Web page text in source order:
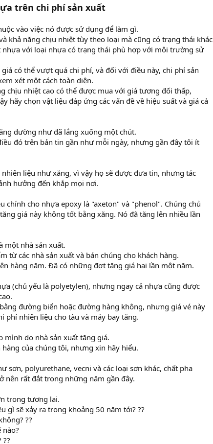
trên chi phí sản xuất
vào việc nó được sử dụng để làm gì.
khả năng chịu nhiệt tùy theo loại mà cũng có trạng thái khác
với loại nhựa có trạng thái phù hợp với môi trường sử
có thể vượt quá chi phí, và đối với điều này, chi phí sản
xét một cách toàn diện.
chịu nhiệt cao có thể được mua với giá tương đối thấp,
hãy chọn vật liệu đáp ứng các vấn đề về hiệu suất và giá cả
dường như đã lắng xuống một chút.
đó trên bản tin gần như mỗi ngày, nhưng gần đây tôi ít
liệu như xăng, vì vậy họ sẽ được đưa tin, nhưng tác
hưởng đến khắp mọi nơi.
chính cho nhựa epoxy là "axeton" và "phenol". Chúng chủ
giá này không tốt bằng xăng. Nó đã tăng lên nhiều lần
một nhà sản xuất.
từ các nhà sản xuất và bán chúng cho khách hàng.
hàng năm. Đã có những đợt tăng giá hai lần một năm.
(chủ yếu là polyetylen), nhưng ngay cả nhựa cũng được
đường biển hoặc đường hàng không, nhưng giá vé này
phí nhiên liệu cho tàu và máy bay tăng.
mình do nhà sản xuất tăng giá.
của chúng tôi, nhưng xin hãy hiểu.
sơn, polyurethane, vecni và các loại sơn khác, chất pha
nên rất đắt trong những năm gần đây.
trong tương lai.
gì sẽ xảy ra trong khoảng 50 năm tới? ??
??